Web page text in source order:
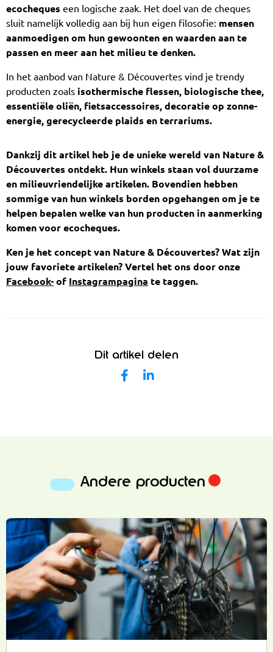
ecocheques een logische zaak. Het doel van de cheques
sluit namelijk volledig aan bij hun eigen filosofie: mensen
aanmoedigen om hun gewoonten en waarden aan te
passen en meer aan het milieu te denken.
In het aanbod van Nature & Découvertes vind je trendy
producten zoals isothermische flessen, biologische thee,
essentiële oliën, fietsaccessoires, decoratie op zonne-
energie, gerecycleerde plaids en terrariums.
Dankzij dit artikel heb je de unieke wereld van Nature &
Découvertes ontdekt. Hun winkels staan vol duurzame
en milieuvriendelijke artikelen. Bovendien hebben
sommige van hun winkels borden opgehangen om je te
helpen bepalen welke van hun producten in aanmerking
komen voor ecocheques.
Ken je het concept van Nature & Découvertes? Wat zijn
jouw favoriete artikelen? Vertel het ons door onze
Facebook- of Instagrampagina te taggen.
Dit artikel delen
Andere producten